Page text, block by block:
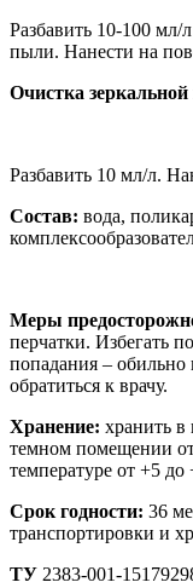
Разбавить 10-100 мл/
пыли. Нанести на
Очистка
Разбавить 10 мл/л.
Состав: вода,
Меры
перчатки. Избегать
попадания –
обратиться к врачу.
Хранение: хранить в
темном помещении
температуре от +5 до
Срок годности: 36
транспортировки и
ТУ 2383-001-